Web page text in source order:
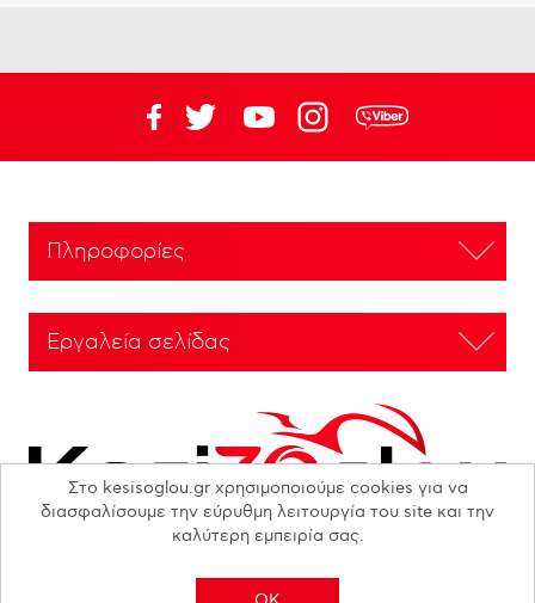
Πληροφορίες
Εργαλεία σελίδας
Στο kesisoglou.gr χρησιμοποιούμε cookies για να
διασφαλίσουμε την εύρυθμη λειτουργία του site και την
καλύτερη εμπειρία σας.